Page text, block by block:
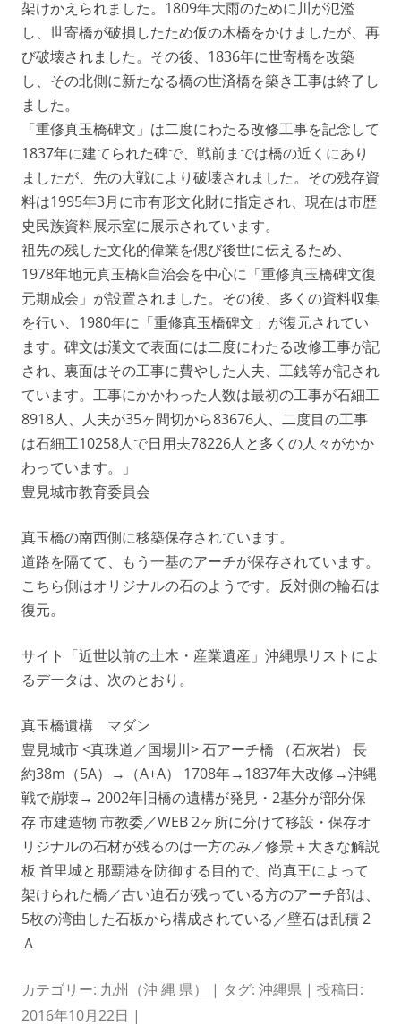
架けかえられました。1809年大雨のために川が氾濫
し、世寄橋が破損したため仮の木橋をかけましたが、再
び破壊されました。その後、1836年に世寄橋を改築
し、その北側に新たなる橋の世済橋を築き工事は終了し
ました。
「重修真玉橋碑文」は二度にわたる改修工事を記念して
1837年に建てられた碑で、戦前までは橋の近くにあり
ましたが、先の大戦により破壊されました。その残存資
料は1995年3月に市有形文化財に指定され、現在は市歴
史民族資料展示室に展示されています。
祖先の残した文化的偉業を偲び後世に伝えるため、
1978年地元真玉橋k自治会を中心に「重修真玉橋碑文復
元期成会」が設置されました。その後、多くの資料収集
を行い、1980年に「重修真玉橋碑文」が復元されてい
ます。碑文は漢文で表面には二度にわたる改修工事が記
され、裏面はその工事に費やした人夫、工銭等が記され
ています。工事にかかわった人数は最初の工事が石細工
8918人、人夫が35ヶ間切から83676人、二度目の工事
は石細工10258人で日用夫78226人と多くの人々がかか
わっています。」
豊見城市教育委員会
真玉橋の南西側に移築保存されています。
道路を隔てて、もう一基のアーチが保存されています。
こちら側はオリジナルの石のようです。反対側の輪石は
復元。
サイト「近世以前の土木・産業遺産」沖縄県リストによ
るデータは、次のとおり。
真玉橋遺構 マダン
豊見城市 <真珠道／国場川> 石アーチ橋 （石灰岩） 長
約38m（5A）→（A+A） 1708年→1837年大改修→沖縄
戦で崩壊→ 2002年旧橋の遺構が発見・2基分が部分保
存 市建造物 市教委／WEB 2ヶ所に分けて移設・保存オ
リジナルの石材が残るのは一方のみ／修景＋大きな解説
板 首里城と那覇港を防御する目的で、尚真王によって
架けられた橋／古い迫石が残っている方のアーチ部は、
5枚の湾曲した石板から構成されている／壁石は乱積 2
Ａ
カテゴリー: 九州（沖 縄 県） | タグ: 沖縄県 | 投稿日:
2016年10月22日 |